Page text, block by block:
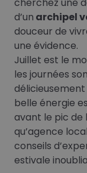
d’un archipel
douceur de
une évidence.
Juillet est le
les journées
délicieusement
belle énergie
avant le pic de
qu’agence
conseils
estivale